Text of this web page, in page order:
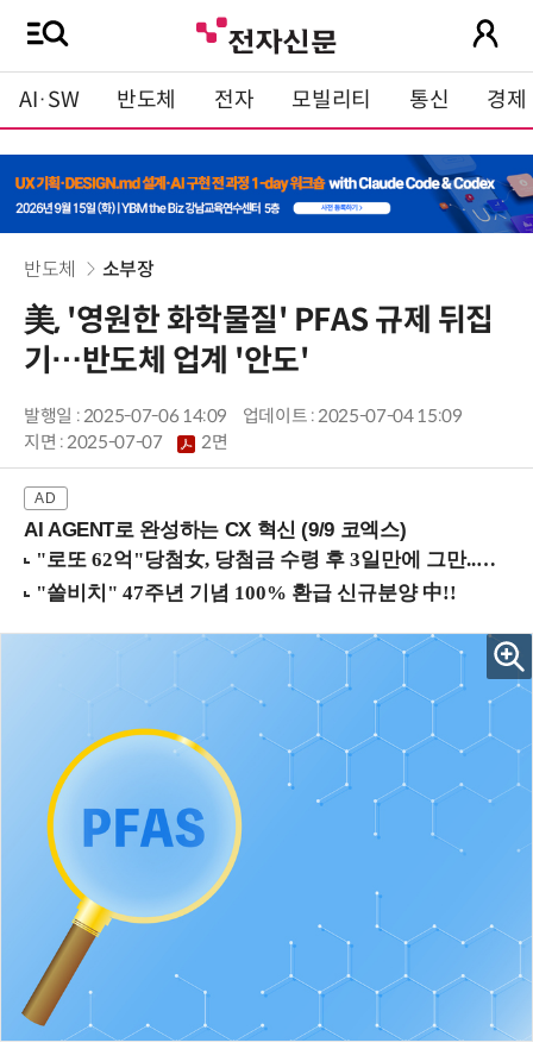
AI·SW 반도체 전자 모빌리티 통신 경제
반도체 소부장
美, '영원한 화학물질' PFAS 규제 뒤집
기…반도체 업계 '안도'
발행일 : 2025-07-06 14:09
업데이트 : 2025-07-04 15:09
지면 :2025-07-07 2면
AI AGENT로 완성하는 CX 혁신 (9/9 코엑스)